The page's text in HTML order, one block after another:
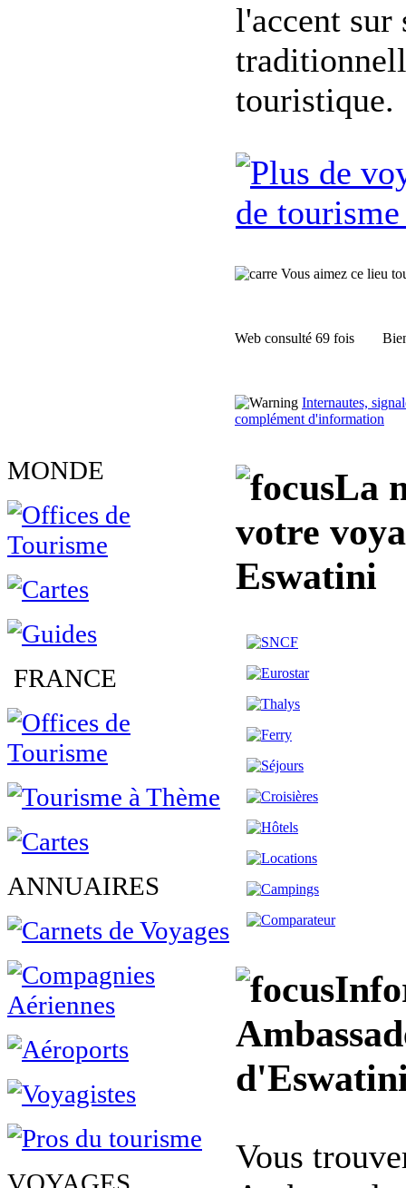
MONDE
FRANCE
ANNUAIRES
l'accent sur
touristique.
de
Vous aimez ce lieu
Web consulté 69 fois
Internautes,
complément d'information
La
votre
Eswatini
Vous